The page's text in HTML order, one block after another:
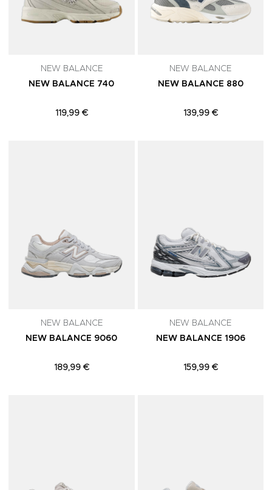
NEW BALANCE
NEW BALANCE 740
119,99 €
NEW BALANCE
NEW BALANCE 880
139,99 €
NEW BALANCE
NEW BALANCE 9060
189,99 €
NEW BALANCE
NEW BALANCE 1906
159,99 €